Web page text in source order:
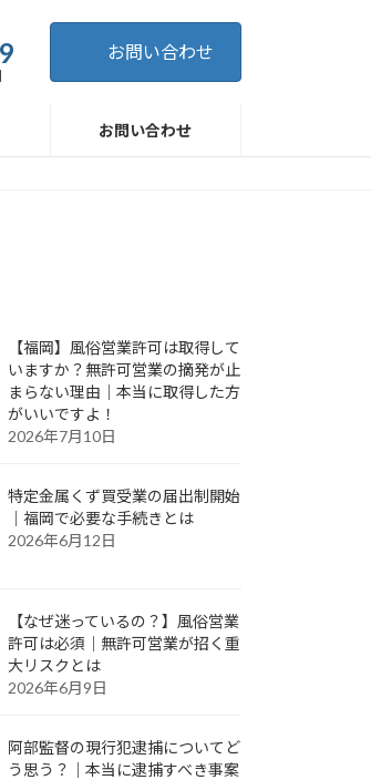
お問い合わせ
お問い合わせ
【福岡】風俗営業許可は取得して
いますか？無許可営業の摘発が止
まらない理由｜本当に取得した方
がいいですよ！
2026年7月10日
特定金属くず買受業の届出制開始
｜福岡で必要な手続きとは
2026年6月12日
【なぜ迷っているの？】風俗営業
許可は必須｜無許可営業が招く重
大リスクとは
2026年6月9日
阿部監督の現行犯逮捕についてど
う思う？｜本当に逮捕すべき事案